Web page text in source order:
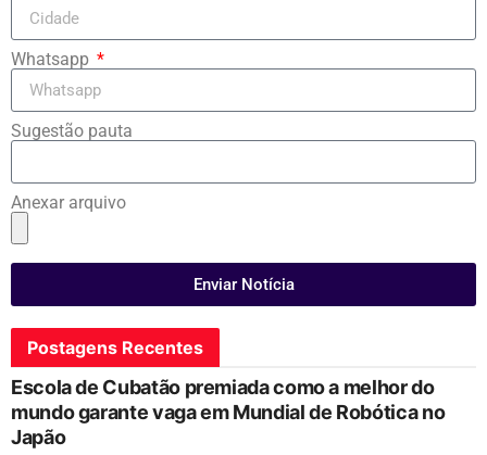
Whatsapp
Sugestão pauta
Anexar arquivo
Enviar Notícia
Postagens Recentes
Escola de Cubatão premiada como a melhor do
mundo garante vaga em Mundial de Robótica no
Japão